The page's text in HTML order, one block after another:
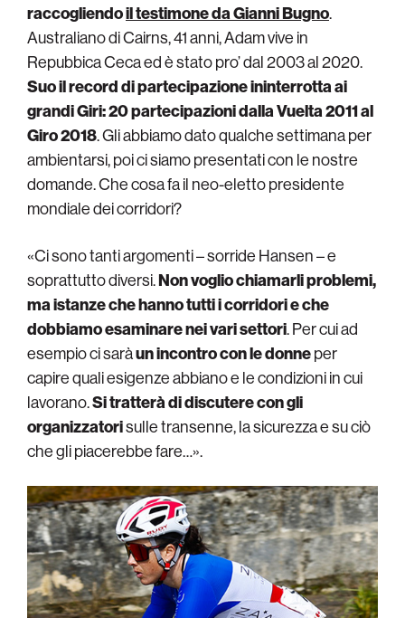
raccogliendoil testimone da Gianni Bugno.
Australiano di Cairns, 41 anni, Adam vive in
Repubbica Ceca ed è stato pro’ dal 2003 al 2020.
Suo il record di partecipazione ininterrotta ai
grandi Giri: 20 partecipazioni dalla Vuelta 2011 al
Giro 2018. Gli abbiamo dato qualche settimana per
ambientarsi, poi ci siamo presentati con le nostre
domande. Che cosa fa il neo-eletto presidente
mondiale dei corridori?
«Ci sono tanti argomenti – sorride Hansen – e
soprattutto diversi.Non voglio chiamarli problemi,
ma istanze che hanno tutti i corridori e che
dobbiamo esaminare nei vari settori. Per cui ad
esempio ci saràun incontro con le donneper
capire quali esigenze abbiano e le condizioni in cui
lavorano.Si tratterà di discutere con gli
organizzatorisulle transenne, la sicurezza e su ciò
che gli piacerebbe fare…».